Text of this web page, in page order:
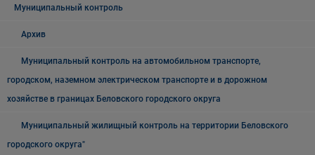
Муниципальный контроль
Архив
Муниципальный контроль на автомобильном транспорте,
городском, наземном электрическом транспорте и в дорожном
хозяйстве в границах Беловского городского округа
Муниципальный жилищный контроль на территории Беловского
городского округа"